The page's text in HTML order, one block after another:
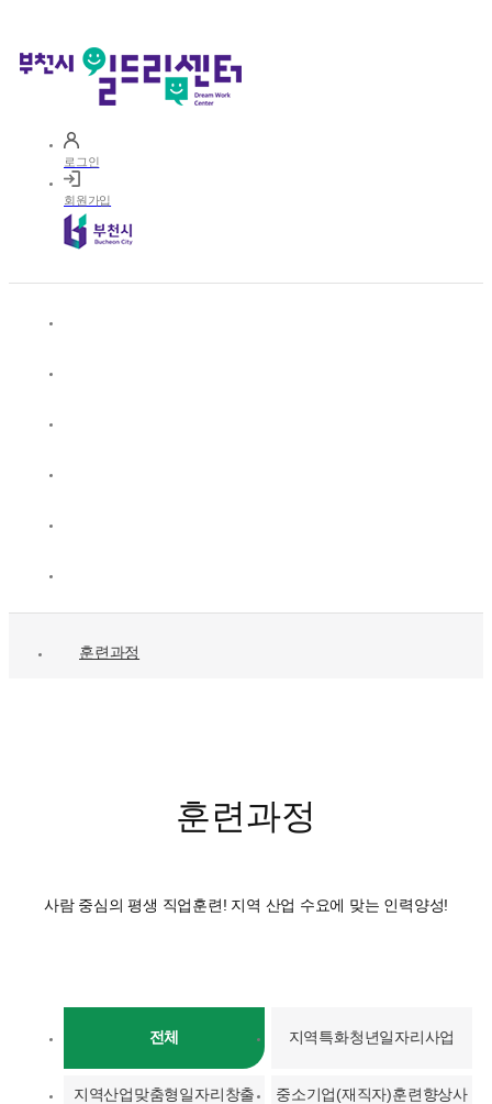
로그인
회원가입
훈련과정
훈련과정
사람 중심의 평생 직업훈련! 지역 산업 수요에 맞는 인력양성!
전체 지역특화청년일자리사업
지역산업맞춤형일자리창출
중소기업(재직자)훈련향상사